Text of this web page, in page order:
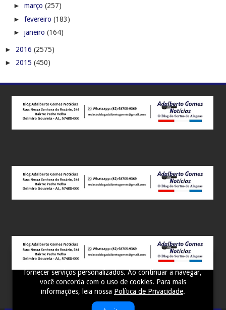
Este site utiliza cookies para melhorar sua experiência e
fornecer serviços personalizados. Ao continuar a navegar,
você concorda com o uso de cookies. Para mais
informações, leia nossa Política de Privacidade.
► março (257)
► fevereiro (183)
► janeiro (164)
► 2016 (2575)
► 2015 (450)